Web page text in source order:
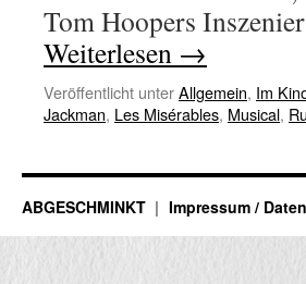
Tom Hoopers
Weiterlesen →
Veröffentlicht unterAllgemein, Im
Jackman, Les Misérables, Musical,
ABGESCHMINKT Impressum /